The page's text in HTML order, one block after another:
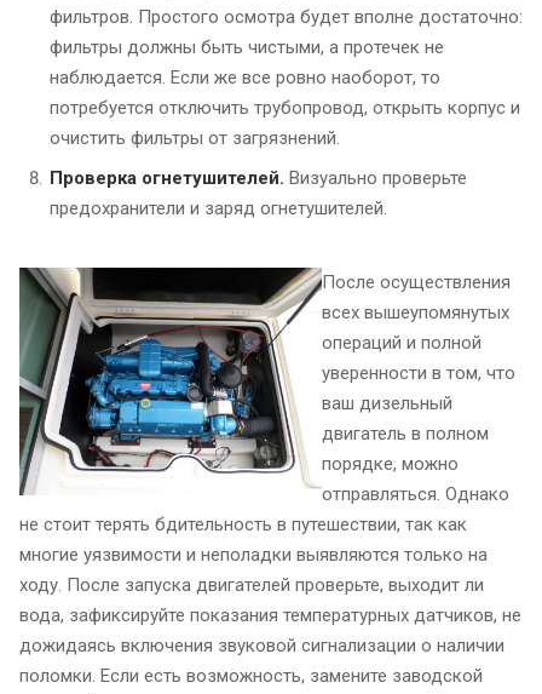
фильтров. Простого осмотра будет вполне достаточно:
фильтры должны быть чистыми, а протечек не
наблюдается. Если же все ровно наоборот, то
потребуется отключить трубопровод, открыть корпус и
очистить фильтры от загрязнений.
Проверка огнетушителей. Визуально проверьте
предохранители и заряд огнетушителей.
После осуществления
всех вышеупомянутых
операций и полной
уверенности в том, что
ваш дизельный
двигатель в полном
порядке, можно
отправляться. Однако
не стоит терять бдительность в путешествии, так как
многие уязвимости и неполадки выявляются только на
ходу. После запуска двигателей проверьте, выходит ли
вода, зафиксируйте показания температурных датчиков, не
дожидаясь включения звуковой сигнализации о наличии
поломки. Если есть возможность, замените заводской